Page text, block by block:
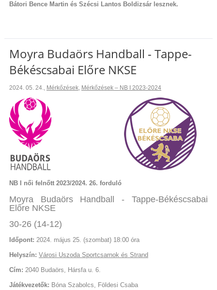
Bátori Bence Martin és Szécsi Lantos Boldizsár lesznek.
Moyra Budaörs Handball - Tappe-
Békéscsabai Előre NKSE
2024. 05. 24., Mérkőzések, Mérkőzések – NB I 2023-2024
NB I női felnőtt 2023/2024. 26. forduló
Moyra Budaörs Handball - Tappe-Békéscsabai
Előre NKSE
30-26 (14-12)
Időpont: 2024. május 25. (szombat) 18:00 óra
Helyszín: Városi Uszoda Sportcsarnok és Strand
Cím: 2040 Budaörs, Hársfa u. 6.
Játékvezetők: Bóna Szabolcs, Földesi Csaba